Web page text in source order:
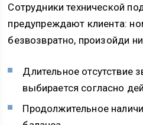
Сотрудники технической
предупреждают клиента:
безвозвратно, произойди
Длительное отсутствие
выбирается согласно
Продолжительное